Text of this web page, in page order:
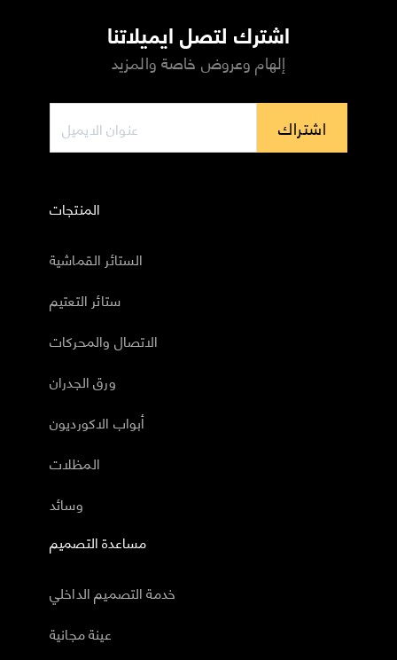
اشترك لتصل ايميلاتنا
إلهام وعروض خاصة والمزيد
اشتراك
المنتجات
الستائر القماشية
ستائر التعتيم
الاتصال والمحركات
ورق الجدران
أبواب الاكورديون
المظلات
وسائد
مساعدة التصميم
خدمة التصميم الداخلي
عينة مجانية